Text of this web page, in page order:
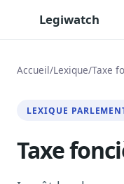
Legiwatch
Posez vos
Transcriptions IA
Toutes les séances
Accueil/Lexique/Taxe
LEXIQUE
Taxe